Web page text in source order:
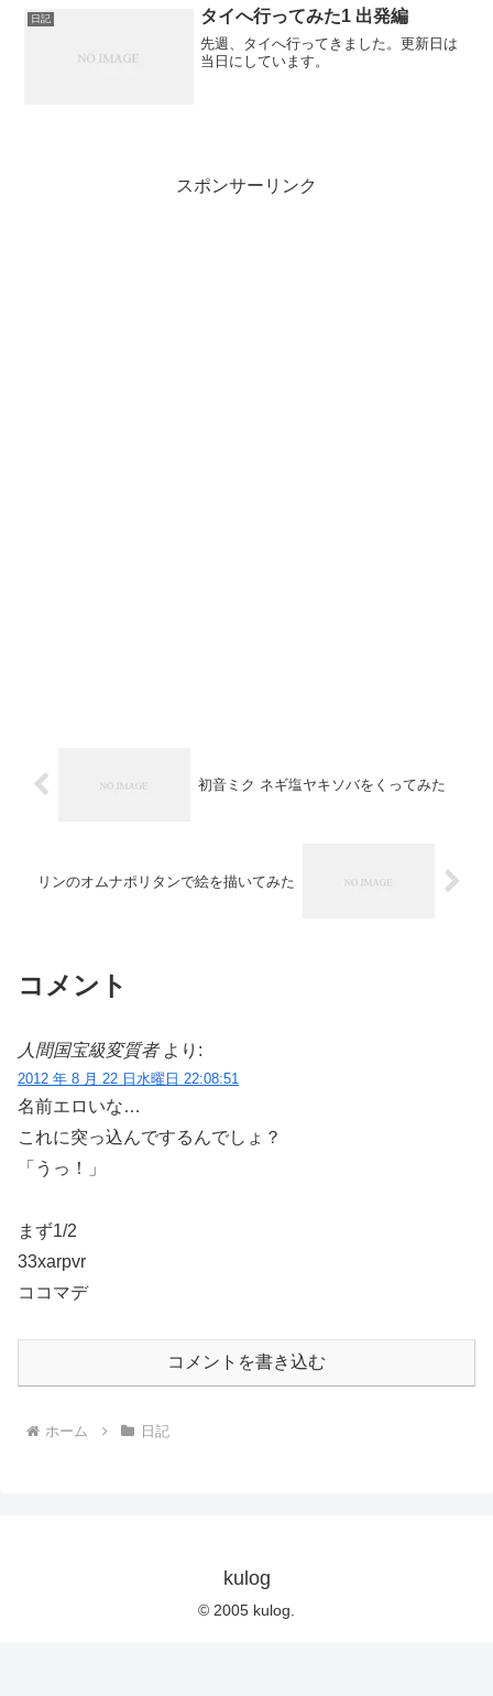
賀状も！こういうときは転...
日記 タイへ行ってみた1 出発編
先週、タイへ行ってきました。更新日は
当日にしています。
スポンサーリンク
初音ミク ネギ塩ヤキソバをくってみた
リンのオムナポリタンで絵を描いてみた
コメント
人間国宝級変質者 より:
2012 年 8 月 22 日水曜日 22:08:51
名前エロいな…
これに突っ込んでするんでしょ？
「うっ！」
まず1/2
33xarpvr
ココマデ
コメントを書き込む
ホーム 日記
kulog
© 2005 kulog.